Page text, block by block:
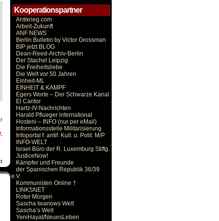
,
Kooperationspartner
Antikrieg.com
Arbeit-Zukunft
ANF NEWS
Berlin Bulletin by Victor Grossman
BIP jetzt BLOG
Dean-Reed-Archiv-Berlin
Der Stachel Leipzig
Die Freiheitsliebe
Die Welt vor 50 Jahren
Einheit-ML
EINHEIT & KAMPF
Egers Worte – Der Schwarze Kanal
El Cantor
Hartz-IV-Nachrichten
Harald Pflueger international
Hosteni – INFO (nur per eMail)
Informationsstelle Militarisierung
Infoportal f. antif. Kult. u. Polit. M/P
INFO-WELT
Israel Büro der R. Luxemburg Stiftg.
JusticeNow!
Kämpfer und Freunde
der Spanischen Republik 36/39
e.V.
Kommunisten Online †
LINKSNET
Roter Morgen
Sascha Iwanows Welt
Sascha’s Welt
YeniHayat/NeuesLeben